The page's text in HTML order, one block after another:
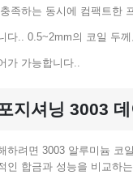
족하는 동시에 컴팩트한
다.. 0.5~2mm의 코일 두
가 가능합니다..
지셔닝 3003
하려면 3003 알루미늄 코
인 합금과 성능을 비교하